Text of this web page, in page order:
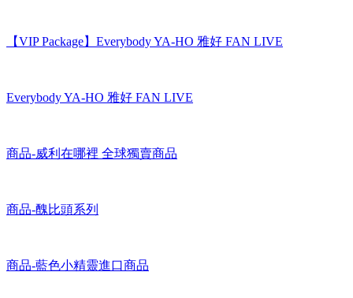
【VIP Package】Shizuka Kudo 2026 "Dynamic" CONCERT in
TAIPEI
【VIP Package】Everybody YA-HO 雅好 FAN LIVE
Everybody YA-HO 雅好 FAN LIVE
商品-威利在哪裡 全球獨賣商品
商品-醜比頭系列